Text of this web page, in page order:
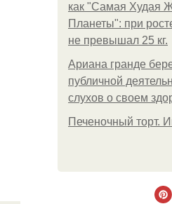
как "Самая Худая
Планеты": при
не превышал 25 кг.
Ариана гранде
публичной
слухов о своем
Печеночный торт.